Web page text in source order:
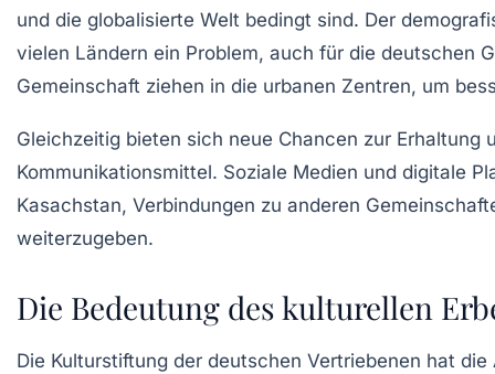
und die globalisierte Welt bedingt sind. Der
vielen Ländern ein Problem, auch für die deutschen
Gemeinschaft ziehen in die urbanen Zentren, um
Gleichzeitig bieten sich neue Chancen zur
Kommunikationsmittel. Soziale Medien und digitale
Kasachstan, Verbindungen zu anderen
weiterzugeben.
Die Bedeutung des kulturellen
Die Kulturstiftung der deutschen Vertriebenen hat die